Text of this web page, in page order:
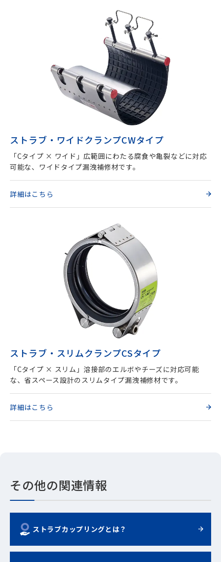
ストラブ・ワイドクランプCWタイプ
「Cタイプ × ワイド」広範囲にわたる腐食や亀裂などに対応
可能な、ワイドタイプ漏洩補修材です。
詳細はこちら
ストラブ・スリムクランプCSタイプ
「Cタイプ × スリム」溶接部のエルボやチーズに対応可能
な、省スペース設計のスリムタイプ漏洩補修材です。
詳細はこちら
その他の関連情報
ストラブカップリングとは？